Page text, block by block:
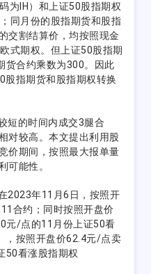
为IH）和上证50股指期权
同月份的股指期货和股指
交割结算价，均按照现金
式期权。但上证50股指期
货合约乘数为300。因此
股指期货和股指期权转换
短的时间内成交3腿合
对较高。本文提出利用股
价期间，按照最大报单量
可能性。
2023年11月6日，按照开
合约；同时按照开盘价
元/点的11月份上证50看
，按照开盘价62.4元/点卖
50看涨股指期权